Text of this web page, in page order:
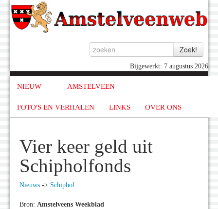
Bijgewerkt: 7 augustus 2026
NIEUW AMSTELVEEN
FOTO'S EN VERHALEN LINKS OVER ONS
Vier keer geld uit
Schipholfonds
Nieuws -> Schiphol
Bron: Amstelveens Weekblad